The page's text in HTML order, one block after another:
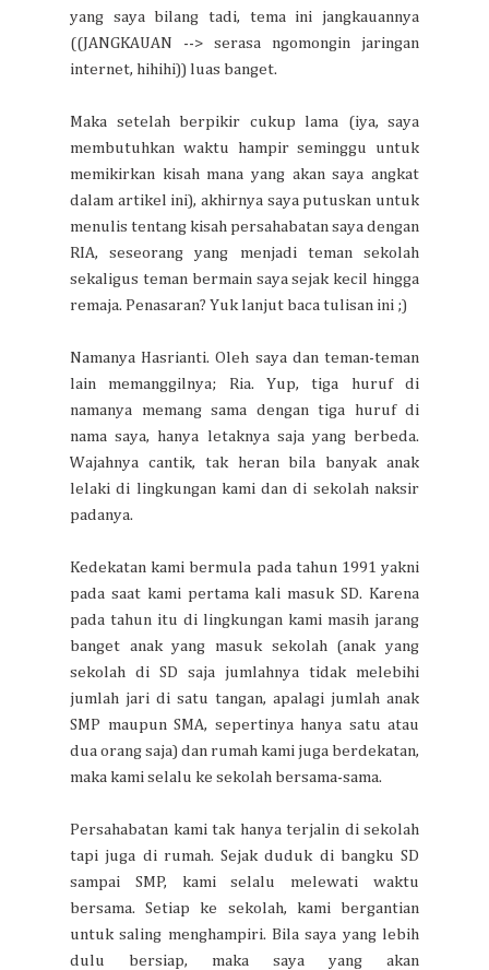
yang saya bilang tadi, tema ini jangkauannya
((JANGKAUAN --> serasa ngomongin jaringan
internet, hihihi)) luas banget.
Maka setelah berpikir cukup lama (iya, saya
membutuhkan waktu hampir seminggu untuk
memikirkan kisah mana yang akan saya angkat
dalam artikel ini), akhirnya saya putuskan untuk
menulis tentang kisah persahabatan saya dengan
RIA, seseorang yang menjadi teman sekolah
sekaligus teman bermain saya sejak kecil hingga
remaja. Penasaran? Yuk lanjut baca tulisan ini ;)
Namanya Hasrianti. Oleh saya dan teman-teman
lain memanggilnya; Ria. Yup, tiga huruf di
namanya memang sama dengan tiga huruf di
nama saya, hanya letaknya saja yang berbeda.
Wajahnya cantik, tak heran bila banyak anak
lelaki di lingkungan kami dan di sekolah naksir
padanya.
Kedekatan kami bermula pada tahun 1991 yakni
pada saat kami pertama kali masuk SD. Karena
pada tahun itu di lingkungan kami masih jarang
banget anak yang masuk sekolah (anak yang
sekolah di SD saja jumlahnya tidak melebihi
jumlah jari di satu tangan, apalagi jumlah anak
SMP maupun SMA, sepertinya hanya satu atau
dua orang saja) dan rumah kami juga berdekatan,
maka kami selalu ke sekolah bersama-sama.
Persahabatan kami tak hanya terjalin di sekolah
tapi juga di rumah. Sejak duduk di bangku SD
sampai SMP, kami selalu melewati waktu
bersama. Setiap ke sekolah, kami bergantian
untuk saling menghampiri. Bila saya yang lebih
dulu bersiap, maka saya yang akan